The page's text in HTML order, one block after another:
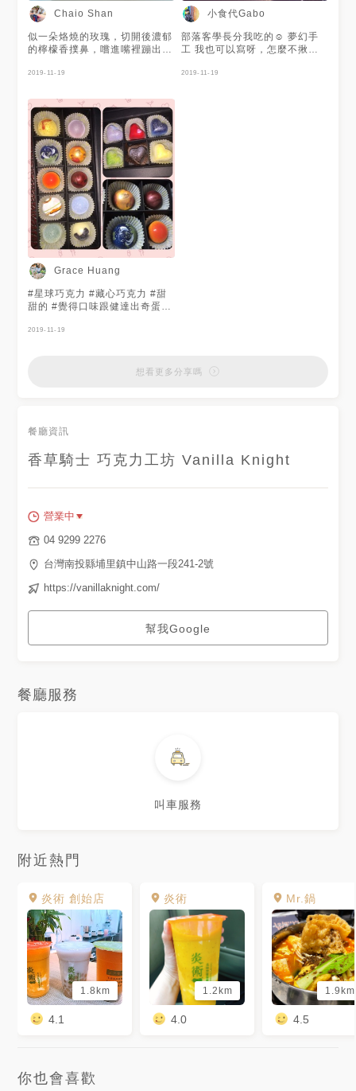
Chaio Shan
似一朵烙燒的玫瑰，切開後濃郁
的檸檬香撲鼻，嚐進嘴裡蹦出乳
餡與原味塔皮一同入口，層次感
2019-11-19
小食代Gabo
部落客學長分我吃的☺️ 夢幻手
工 我也可以寫呀，怎麼不揪我
以為是一顆圓球，結果半顆而已
2019-11-19
Grace Huang
#星球巧克力 #藏心巧克力 #甜
甜的 #覺得口味跟健達出奇蛋很
2019-11-19
想看更多分享嗎
餐廳資訊
香草騎士 巧克力工坊 Vanilla Knight
營業中
04 9299 2276
台灣南投縣埔里鎮中山路一段241-2號
https://vanillaknight.com/
幫我Google
餐廳服務
叫車服務
附近熱門
炎術 創始店
1.8km
4.1
炎術
1.2km
4.0
Mr.鍋
1.9km
4.5
你也會喜歡